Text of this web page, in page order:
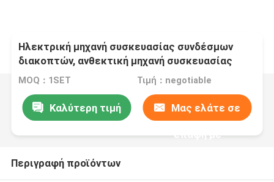
Ηλεκτρική μηχανή συσκευασίας συνδέσμων
διακοπτών, ανθεκτική μηχανή συσκευασίας
μαχαιροπήρουνων
MOQ：1SET Τιμή：negotiable
Καλύτερη τιμή Μας ελάτε σε
επαφή με
Περιγραφή προϊόντων